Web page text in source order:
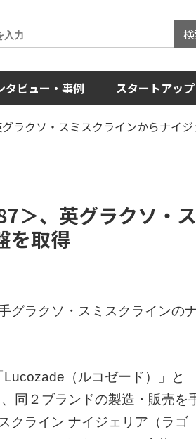
タビュー・事例 スタートアップ
ラクソ・スミスクラインからナイ
＞、英グラクソ・ス
を取得
グラクソ・スミスクラインの
（ルコゼード）」と
同２ブランドの製造・販売を
クライン ナイジェリア（ラゴ